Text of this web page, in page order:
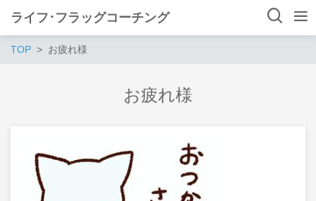
ライフ･フラッグコーチング
TOP お疲れ様
お疲れ様